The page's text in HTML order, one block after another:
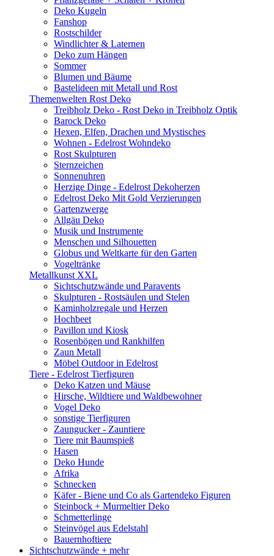
Deko Kugeln
Fanshop
Rostschilder
Windlichter & Laternen
Deko zum Hängen
Sommer
Blumen und Bäume
Bastelideen mit Metall und Rost
Themenwelten Rost Deko
Treibholz Deko - Rost Deko in Treibholz Optik
Barock Deko
Hexen, Elfen, Drachen und Mystisches
Wohnen - Edelrost Wohndeko
Rost Skulpturen
Sternzeichen
Sonnenuhren
Herzige Dinge - Edelrost Dekoherzen
Edelrost Deko Mit Gold Verzierungen
Gartenzwerge
Allgäu Deko
Musik und Instrumente
Menschen und Silhouetten
Globus und Weltkarte für den Garten
Vogeltränke
Metallkunst XXL
Sichtschutzwände und Paravents
Skulpturen - Rostsäulen und Stelen
Kaminholzregale und Herzen
Hochbeet
Pavillon und Kiosk
Rosenbögen und Rankhilfen
Zaun Metall
Möbel Outdoor in Edelrost
Tiere - Edelrost Tierfiguren
Deko Katzen und Mäuse
Hirsche, Wildtiere und Waldbewohner
Vogel Deko
sonstige Tierfiguren
Zaungucker - Zauntiere
Tiere mit Baumspieß
Hasen
Deko Hunde
Afrika
Schnecken
Käfer - Biene und Co als Gartendeko Figuren
Steinbock + Murmeltier Deko
Schmetterlinge
Steinvögel aus Edelstahl
Bauernhoftiere
Sichtschutzwände + mehr